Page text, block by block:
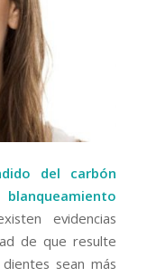
del carbón
blanqueamiento
evidencias
de que resulte
sean más